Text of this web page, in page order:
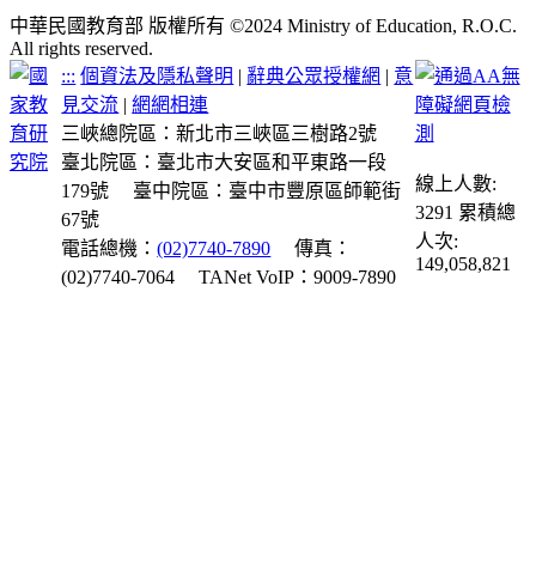
中華民國教育部 版權所有 ©2024 Ministry of Education, R.O.C.
All rights reserved.
::: 個資法及隱私聲明 | 辭典公眾授權網 | 意
見交流 |網網相連
三峽總院區：新北市三峽區三樹路2號
臺北院區：臺北市大安區和平東路一段
179號
臺中院區：臺中市豐原區師範街
67號
電話總機：(02)7740-7890
傳真：
(02)7740-7064
TANet VoIP：9009-7890
線上人數:
3291 累積總
人次:
149,058,821